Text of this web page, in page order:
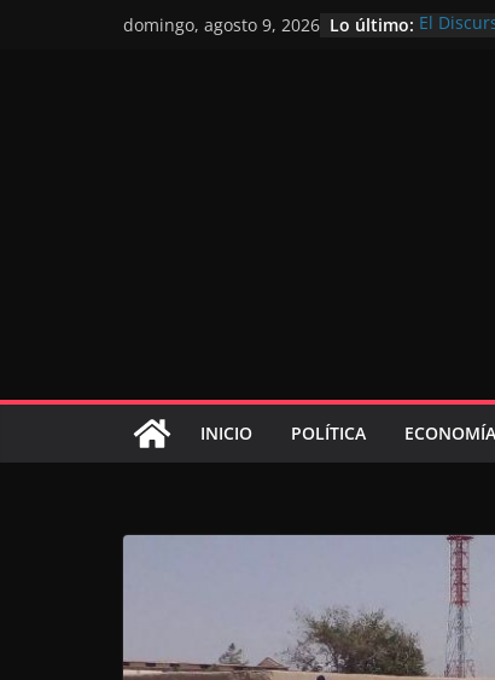
domingo, agosto 9, 2026 Lo último: El
INICIO POLÍTICA ECONOMÍA